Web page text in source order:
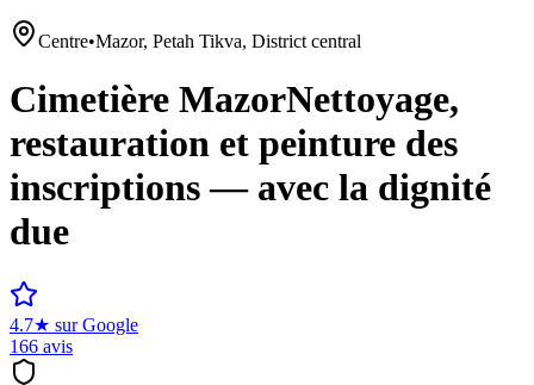
Centre•Mazor, Petah Tikva, District central
Cimetière MazorNettoyage,
restauration et peinture des
inscriptions — avec la dignité
due
4.7★ sur Google
166 avis